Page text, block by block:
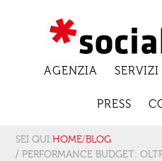
AGENZIA SERVIZI
PRESS
SEI QUI:HOME/BLOG
/ PERFORMANCE BUDGET: